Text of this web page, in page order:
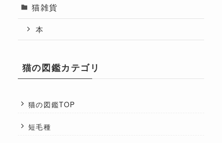
猫雑貨
本
猫の図鑑カテゴリ
猫の図鑑TOP
短毛種